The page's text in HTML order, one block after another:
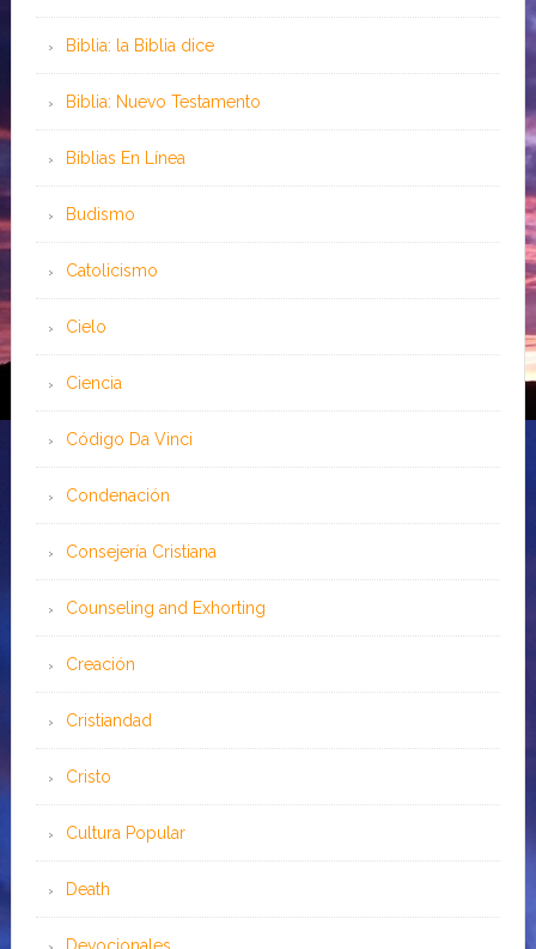
Biblia: la Biblia dice
Biblia: Nuevo Testamento
Bíblias En Línea
Budismo
Catolicismo
Cielo
Ciencia
Código Da Vinci
Condenación
Consejería Cristiana
Counseling and Exhorting
Creación
Cristiandad
Cristo
Cultura Popular
Death
Devocionales